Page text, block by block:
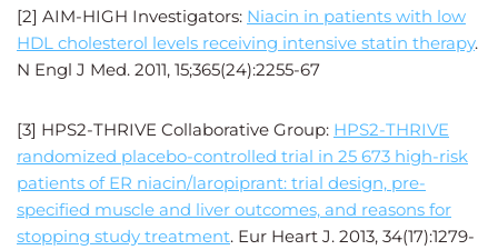
[2] AIM-HIGH Investigators: Niacin in patients with low
HDL cholesterol levels receiving intensive statin therapy.
N Engl J Med. 2011, 15;365(24):2255-67
[3] HPS2-THRIVE Collaborative Group: HPS2-THRIVE
randomized placebo-controlled trial in 25 673 high-risk
patients of ER niacin/laropiprant: trial design, pre-
specified muscle and liver outcomes, and reasons for
stopping study treatment. Eur Heart J. 2013, 34(17):1279-